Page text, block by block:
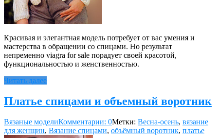
Красивая и элегантная модель потребует от вас умения и
мастерства в обращении со спицами. Но результат
непременно viagra for sale порадует своей красотой,
функциональностью и женственностью.
Читать далее
Платье спицами и объемный воротник
Вязаные моделиКомментарии: 0Метки: Весна-осень, вязание
для женщин, Вязание спицами, объёмный воротник, платье